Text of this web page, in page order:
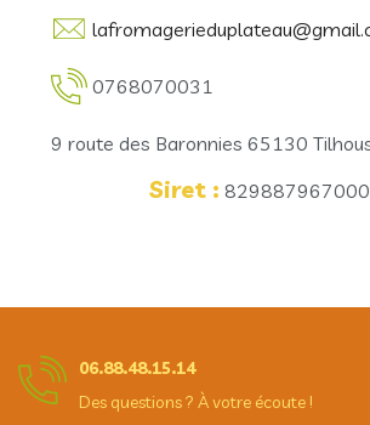
0768070031
9 route des Baronnies 65130
Siret :
06.88.48.15.14
Des questions ? À votre écoute !